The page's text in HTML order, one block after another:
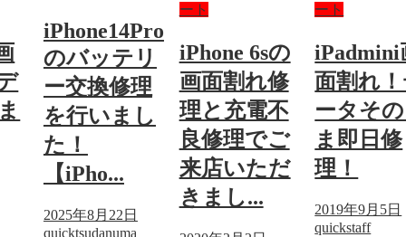
iPhone14Pro
のバッテリ
ー交換修理
を行いまし
た！
【iPho...
2025年8月22日
quicktsudanuma
ート
iPhone 6sの
画面割れ修
理と充電不
良修理でご
来店いただ
きまし...
ート
iPadmini
面割れ
ータそ
ま即日修
理！
2019年9月5日
quickstaff